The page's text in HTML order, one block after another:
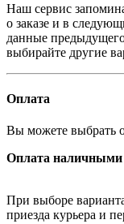
Наш сервис
о заказе и в
данные
выбирайте другие
Оплата
Вы можете выбрать
Оплата наличными
При выборе
приезда курьера и